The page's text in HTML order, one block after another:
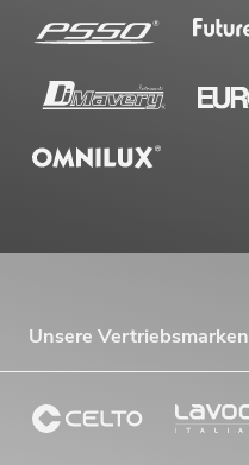
Unsere Vertriebsmarken